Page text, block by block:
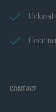
Geen
CONTACT